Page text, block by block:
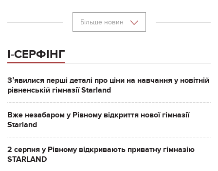
Більше новин
І-СЕРФІНГ
Зʼявилися перші деталі про ціни на навчання у новітній
рівненській гімназії Starland
Вже незабаром у Рівному відкриття нової гімназії
Starland
2 серпня у Рівному відкривають приватну гімназію
STARLAND